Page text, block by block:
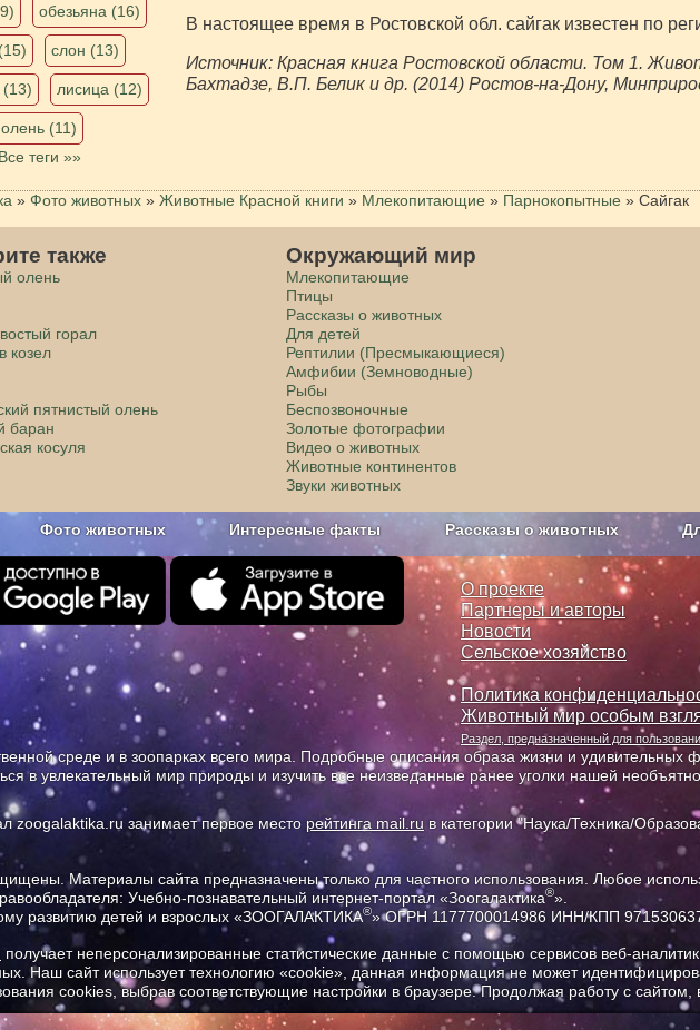
В настоящее время в Ростовской обл. сайгак известен по
Источник: Красная книга Ростовской области. Том 1.
Бахтадзе, В.П. Белик и др. (2014) Ростов-на-Дону,
обезьяна (16)
слон (13)
лисица (12)
олень (11)
Все теги »»
» Фото животных » Животные Красной книги » Млекопитающие » Парнокопытные » Сайгак
также
олень
горал
козел
пятнистый олень
баран
косуля
Окружающий мир
Млекопитающие
Птицы
Рассказы о животных
Для детей
Рептилии (Пресмыкающиеся)
Амфибии (Земноводные)
Рыбы
Беспозвоночные
Золотые фотографии
Видео о животных
Животные континентов
Звуки животных
Фото животных Интересные факты Рассказы о животных
Бесплатно и без рекламы О проекте
О проекте
Партнеры и авторы
Новости
Сельское хозяйство
Политика
Животный мир особым
Раздел, предназначенный для
среде и в зоопарках всего мира. Подробные описания образа жизни и удивительных
в увлекательный мир природы и изучить все неизведанные ранее уголки нашей
zoogalaktika.ru занимает первое место рейтинга mail.ru в категории "Наука/Техника/
Материалы сайта предназначены только для частного использования. Любое
Учебно-познавательный интернет-портал «Зоогалактика®».
развитию детей и взрослых «ЗООГАЛАКТИКА®» ОГРН 1177700014986 ИНН/КПП
получает неперсонализированные статистические данные с помощью сервисов веб-
Наш сайт использует технологию «cookie», данная информация не может
cookies, выбрав соответствующие настройки в браузере. Продолжая работу с